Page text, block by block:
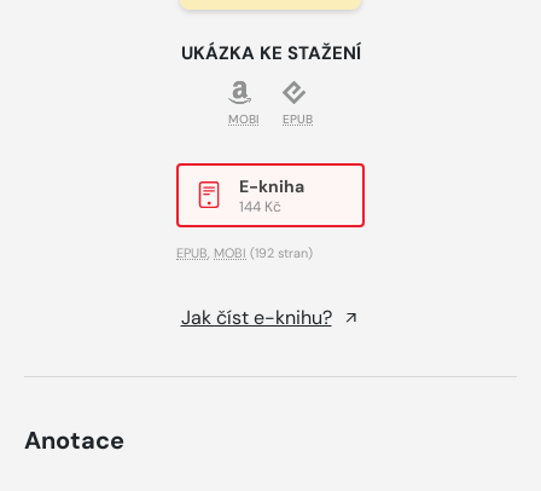
UKÁZKA KE STAŽENÍ
MOBI EPUB
E-kniha
144 Kč
EPUB MOBI (192 stran)
Jak číst e-knihu?
Anotace